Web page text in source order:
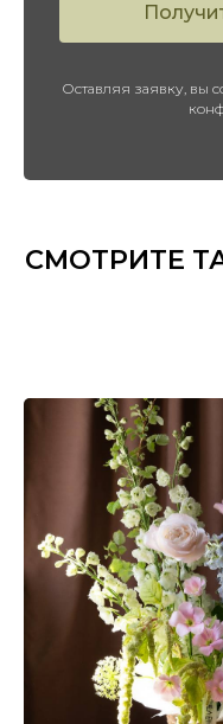
Оставляя заявку, вы